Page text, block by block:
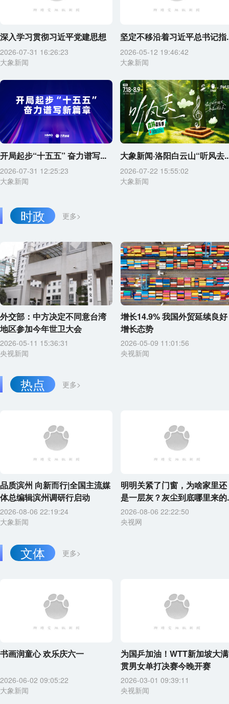
深入学习贯彻习近平党建思想
2026-07-31 16:26:23
大象新闻
坚定不移沿着习近平总书记指
2026-05-12 19:46:42
大象新闻
开局起步“十五五” 奋力谱写...
2026-07-31 12:25:23
大象新闻
大象新闻·洛阳白云山“听风去
2026-07-22 15:55:02
大象新闻
更多>
时政
外交部：中方决定不同意台湾
地区参加今年世卫大会
2026-05-11 15:36:31
央视新闻
增长14.9% 我国外贸延续良好
增长态势
2026-05-09 11:01:56
央视新闻
更多>
热点
品质滨州 向新而行|全国主流媒
体总编辑滨州调研行启动
2026-08-06 22:19:24
大象新闻
明明关紧了门窗，为啥家里还
是一层灰？灰尘到底哪里来的
2026-08-06 22:22:50
央视网
更多>
文体
书画润童心 欢乐庆六一
2026-06-02 09:05:22
大象新闻
为国乒加油！WTT新加坡大满
贯男女单打决赛今晚开赛
2026-03-01 09:39:11
央视新闻